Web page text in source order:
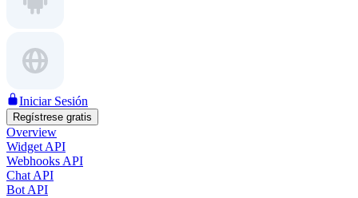
Iniciar Sesión
Regístrese gratis
Overview
Widget API
Webhooks API
Chat API
Bot API